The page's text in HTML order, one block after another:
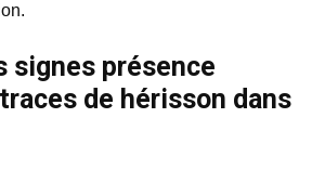
signes présence
de hérisson dans